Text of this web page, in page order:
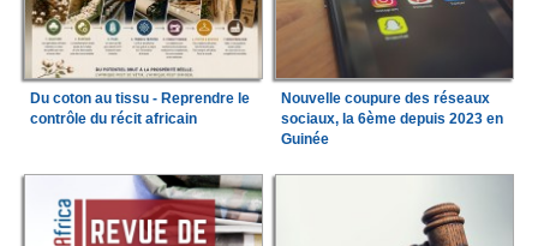
Du coton au tissu - Reprendre le
contrôle du récit africain
Nouvelle coupure des réseaux
sociaux, la 6ème depuis 2023 en
Guinée